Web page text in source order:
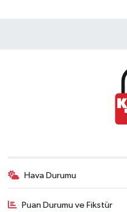
Hava Durumu
Puan Durumu ve Fikstür